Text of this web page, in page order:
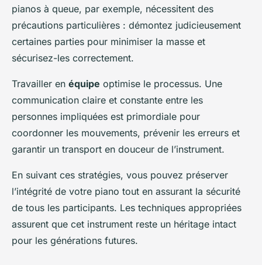
pianos à queue, par exemple, nécessitent des
précautions particulières : démontez judicieusement
certaines parties pour minimiser la masse et
sécurisez-les correctement.
Travailler en équipe optimise le processus. Une
communication claire et constante entre les
personnes impliquées est primordiale pour
coordonner les mouvements, prévenir les erreurs et
garantir un transport en douceur de l’instrument.
En suivant ces stratégies, vous pouvez préserver
l’intégrité de votre piano tout en assurant la sécurité
de tous les participants. Les techniques appropriées
assurent que cet instrument reste un héritage intact
pour les générations futures.